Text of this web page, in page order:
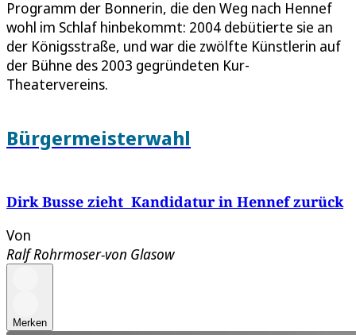
Programm der Bonnerin, die den Weg nach Hennef
wohl im Schlaf hinbekommt: 2004 debütierte sie an
der Königsstraße, und war die zwölfte Künstlerin auf
der Bühne des 2003 gegründeten Kur-
Theatervereins.
Bürgermeisterwahl
Dirk Busse zieht Kandidatur in Hennef zurück
Von
Ralf Rohrmoser-von Glasow
Merken